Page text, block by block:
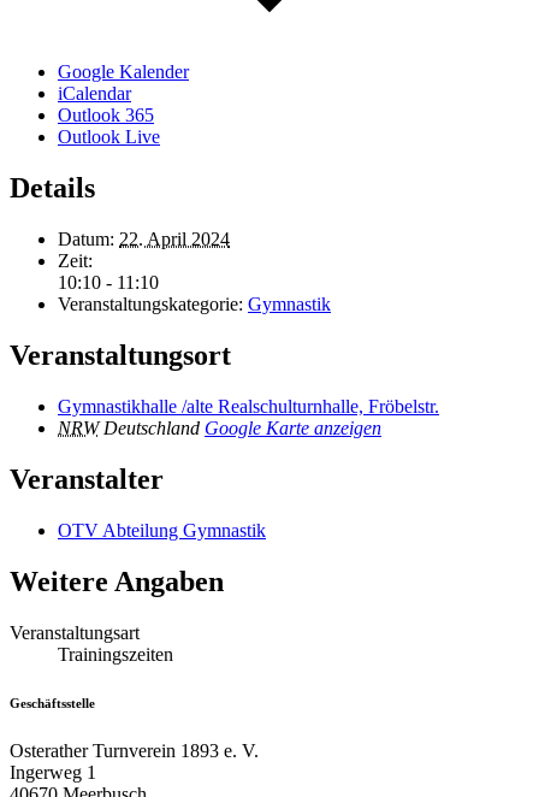
Google Kalender
iCalendar
Outlook 365
Outlook Live
Details
Datum: 22. April 2024
Zeit:
10:10 - 11:10
Veranstaltungskategorie: Gymnastik
Veranstaltungsort
Gymnastikhalle /alte Realschulturnhalle, Fröbelstr.
NRW Deutschland Google Karte anzeigen
Veranstalter
OTV Abteilung Gymnastik
Weitere Angaben
Veranstaltungsart
Trainingszeiten
Geschäftsstelle
Osterather Turnverein 1893 e. V.
Ingerweg 1